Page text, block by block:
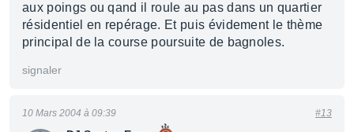
aux poings ou qand il roule au pas dans un quartier
résidentiel en repérage. Et puis évidement le thème
principal de la course poursuite de bagnoles.
signaler
10 Mars 2004 à 09:39 #13